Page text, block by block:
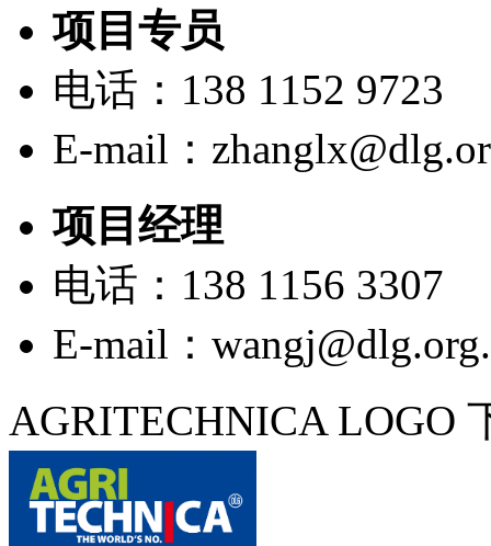
项目专员
电话：138 1152 9723
E-mail：
项目经理
电话：138 1156 3307
E-mail：
AGRITECHNICA LOGO